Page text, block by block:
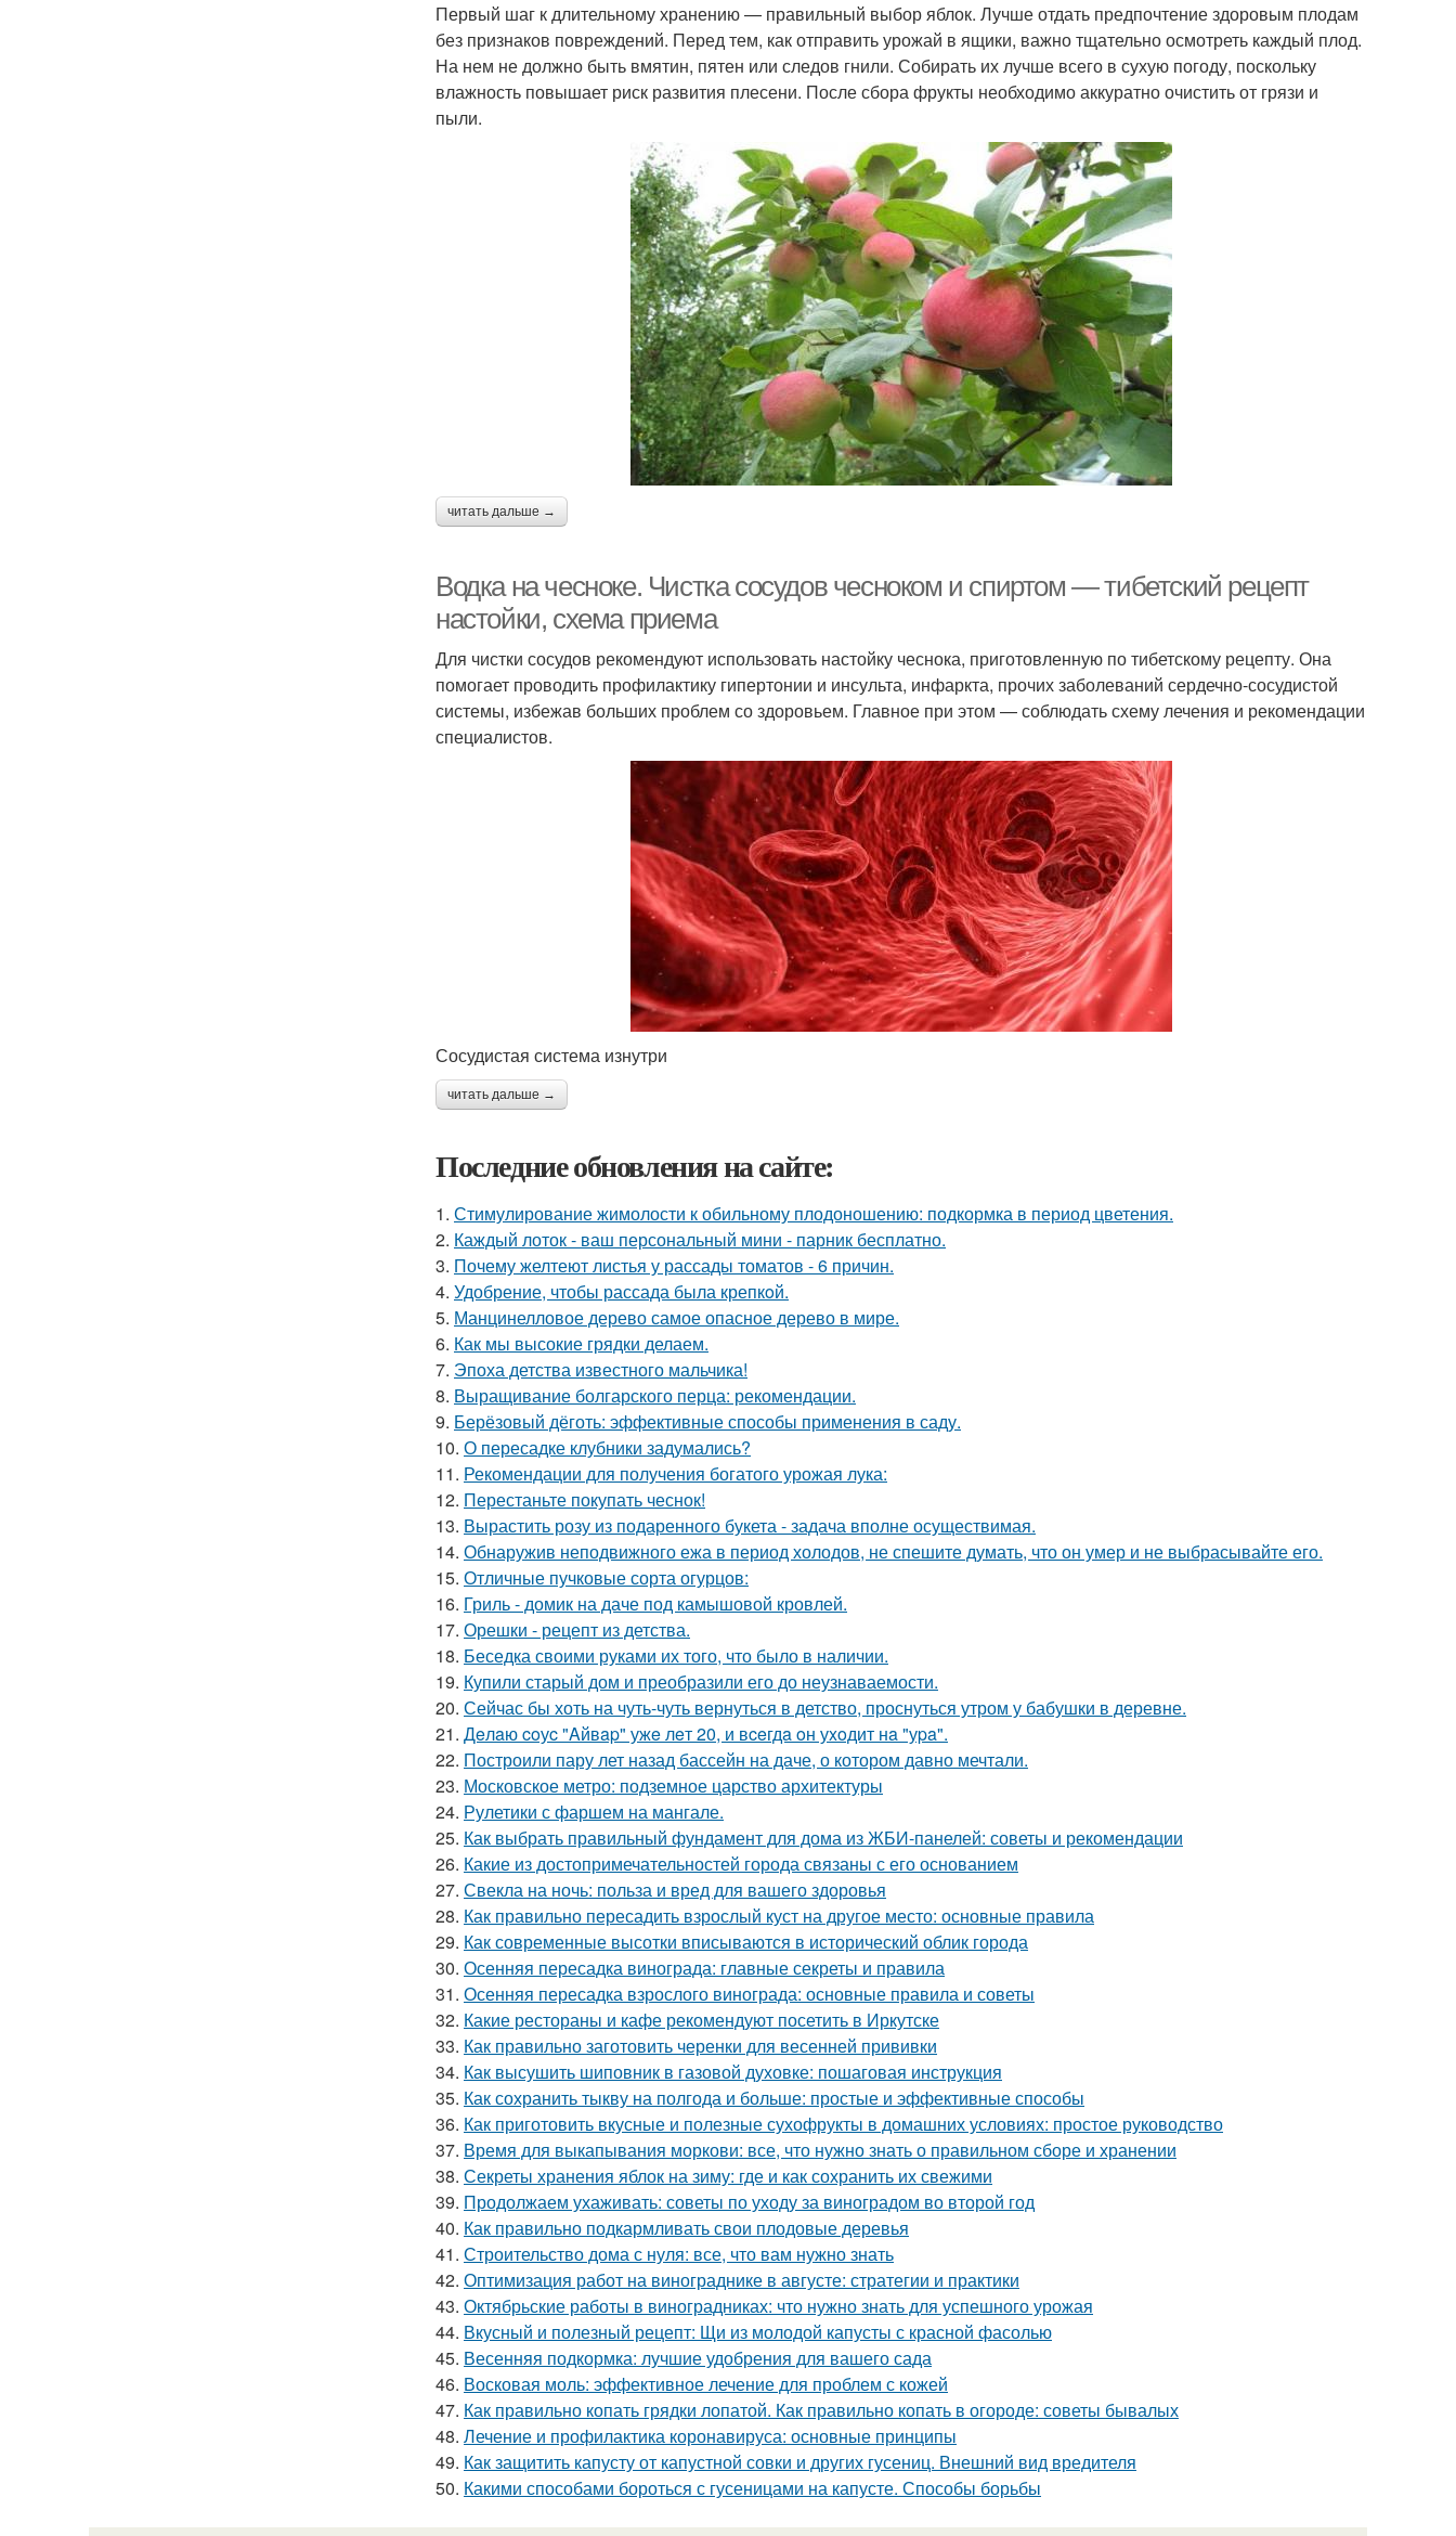
Первый шаг к длительному хранению — правильный выбор яблок. Лучше отдать предпочтение здоровым плодам
без признаков повреждений. Перед тем, как отправить урожай в ящики, важно тщательно осмотреть каждый плод.
На нем не должно быть вмятин, пятен или следов гнили. Собирать их лучше всего в сухую погоду, поскольку
влажность повышает риск развития плесени. После сбора фрукты необходимо аккуратно очистить от грязи и
пыли.
читать дальше →
Водка на чесноке. Чистка сосудов чесноком и спиртом — тибетский рецепт
настойки, схема приема
Для чистки сосудов рекомендуют использовать настойку чеснока, приготовленную по тибетскому рецепту. Она
помогает проводить профилактику гипертонии и инсульта, инфаркта, прочих заболеваний сердечно-сосудистой
системы, избежав больших проблем со здоровьем. Главное при этом — соблюдать схему лечения и рекомендации
специалистов.
Сосудистая система изнутри
читать дальше →
Последние обновления на сайте:
1. Стимулирование жимолости к обильному плодоношению: подкормка в период цветения.
2. Каждый лоток - ваш персональный мини - парник бесплатно.
3. Почему желтеют листья у рассады томатов - 6 причин.
4. Удобрение, чтобы рассада была крепкoй.
5. Манцинелловое дерево самое опасное дерево в мире.
6. Как мы высокие грядки делаем.
7. Эпоха детства известного мальчика!
8. Выращивание болгарского перца: рекомендации.
9. Берёзовый дёготь: эффективные способы применения в саду.
10. О пересадке клубники задумались?
11. Рекомендации для получения богатого урожая лука:
12. Перестаньте покупать чеснок!
13. Вырастить розу из подаренного букета - задача вполне осуществимая.
14. Обнаружив неподвижного ежа в период холодов, не спешите думать, что он умер и не выбрасывайте его.
15. Отличные пучковые сорта огурцов:
16. Гриль - домик на даче под камышовой кровлей.
17. Орешки - рецепт из детства.
18. Беседка своими руками их того, что было в наличии.
19. Купили старый дом и преобразили его до неузнаваемости.
20. Сейчас бы хоть на чуть-чуть вернуться в детство, проснуться утром у бабушки в деревне.
21. Дeлaю coуc "Aйвap" ужe лeт 20, и вceгдa oн уxoдит нa "уpa".
22. Построили пару лет назад бассейн на даче, о котором давно мечтали.
23. Московское метро: подземное царство архитектуры
24. Рулетики с фаршем на мангале.
25. Как выбрать правильный фундамент для дома из ЖБИ-панелей: советы и рекомендации
26. Какие из достопримечательностей города связаны с его основанием
27. Свекла на ночь: польза и вред для вашего здоровья
28. Как правильно пересадить взрослый куст на другое место: основные правила
29. Как современные высотки вписываются в исторический облик города
30. Осенняя пересадка винограда: главные секреты и правила
31. Осенняя пересадка взрослого винограда: основные правила и советы
32. Какие рестораны и кафе рекомендуют посетить в Иркутске
33. Как правильно заготовить черенки для весенней прививки
34. Как высушить шиповник в газовой духовке: пошаговая инструкция
35. Как сохранить тыкву на полгода и больше: простые и эффективные способы
36. Как приготовить вкусные и полезные сухофрукты в домашних условиях: простое руководство
37. Время для выкапывания моркови: все, что нужно знать о правильном сборе и хранении
38. Секреты хранения яблок на зиму: где и как сохранить их свежими
39. Продолжаем ухаживать: советы по уходу за виноградом во второй год
40. Как правильно подкармливать свои плодовые деревья
41. Строительство дома с нуля: все, что вам нужно знать
42. Оптимизация работ на винограднике в августе: стратегии и практики
43. Октябрьские работы в виноградниках: что нужно знать для успешного урожая
44. Вкусный и полезный рецепт: Щи из молодой капусты с красной фасолью
45. Весенняя подкормка: лучшие удобрения для вашего сада
46. Восковая моль: эффективное лечение для проблем с кожей
47. Как правильно копать грядки лопатой. Как правильно копать в огороде: советы бывалых
48. Лечение и профилактика коронавируса: основные принципы
49. Как защитить капусту от капустной совки и других гусениц. Внешний вид вредителя
50. Какими способами бороться с гусеницами на капусте. Способы борьбы